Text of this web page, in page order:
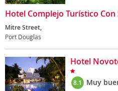
Hotel Complejo Turístico Con
Mitre Street,
Port Douglas
Hotel
8.1 Muy